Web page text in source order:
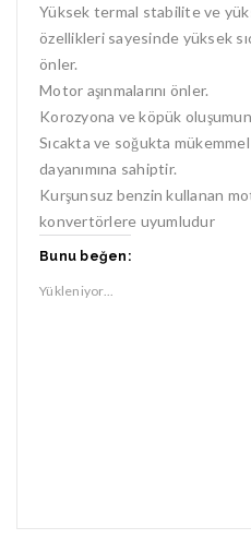
(
e
i
e
c
r
d
a
ı
l
ı
r
i
e
r
d
a
ç
ı
ı
)
Yüksek termal stabilite ve
özellikleri sayesinde yüksek
önler.
Motor aşınmalarını önler.
Korozyona ve köpük oluşumuna
Sıcakta ve soğukta
dayanımına sahiptir.
Kurşunsuz benzin kullanan
konvertörlere uyumludur
Bunu beğen:
Yükleniyor...